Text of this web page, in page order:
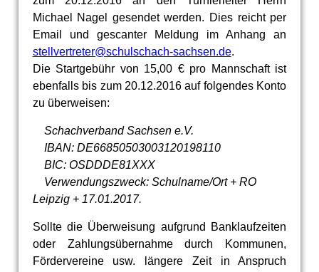
Michael Nagel gesendet werden. Dies reicht per
Email und gescanter Meldung im Anhang an
stellvertreter@schulschach-sachsen.de.
Die Startgebühr von 15,00 € pro Mannschaft ist
ebenfalls bis zum 20.12.2016 auf folgendes Konto
zu überweisen:
Schachverband Sachsen e.V.
IBAN: DE66850503003120198110
BIC: OSDDDE81XXX
Verwendungszweck: Schulname/Ort + RO
Leipzig + 17.01.2017.
Sollte die Überweisung aufgrund Banklaufzeiten
oder Zahlungsübernahme durch Kommunen,
Fördervereine usw. längere Zeit in Anspruch